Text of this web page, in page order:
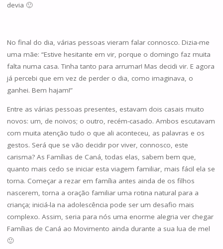
devia 🙂
No final do dia, várias pessoas vieram falar connosco. Dizia-me
uma mãe: “Estive hesitante em vir, porque o domingo faz muita
falta numa casa. Tinha tanto para arrumar! Mas decidi vir. E agora
já percebi que em vez de perder o dia, como imaginava, o
ganhei. Bem hajam!”
Entre as várias pessoas presentes, estavam dois casais muito
novos: um, de noivos; o outro, recém-casado. Ambos escutavam
com muita atenção tudo o que ali aconteceu, as palavras e os
gestos. Será que se vão decidir por viver, connosco, este
carisma? As Famílias de Caná, todas elas, sabem bem que,
quanto mais cedo se iniciar esta viagem familiar, mais fácil ela se
torna. Começar a rezar em família antes ainda de os filhos
nascerem, torna a oração familiar uma rotina natural para a
criança; iniciá-la na adolescência pode ser um desafio mais
complexo. Assim, seria para nós uma enorme alegria ver chegar
Famílias de Caná ao Movimento ainda durante a sua lua de mel
🙂